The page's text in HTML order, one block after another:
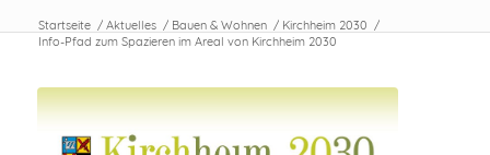
Startseite / Aktuelles / Bauen & Wohnen / Kirchheim 2030 /
Info-Pfad zum Spazieren im Areal von Kirchheim 2030